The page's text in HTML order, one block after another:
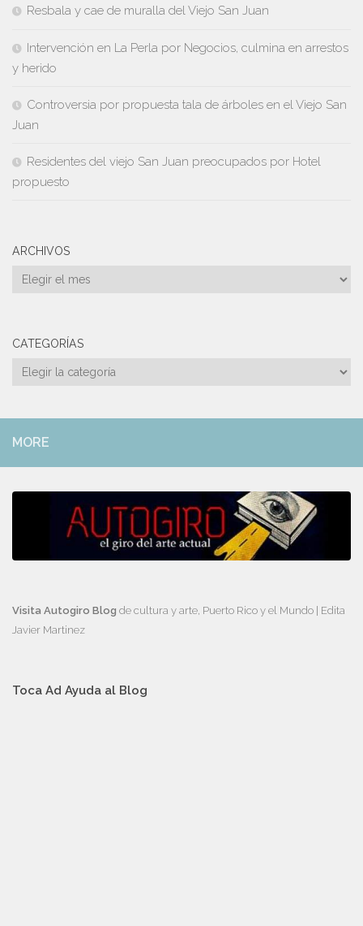
Resbala y cae de muralla del Viejo San Juan
Intervención en La Perla por Negocios, culmina en arrestos
y herido
Controversia por propuesta tala de árboles en el Viejo San
Juan
Residentes del viejo San Juan preocupados por Hotel
propuesto
ARCHIVOS
Archivos
CATEGORÍAS
Categorías
MORE
Visita Autogiro Blog de cultura y arte, Puerto Rico y el Mundo | Edita
Javier Martinez
Toca Ad Ayuda al Blog